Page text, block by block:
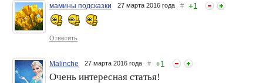
мамины подсказки 27 марта 2016 года # +1
Ответить
Malinche 27 марта 2016 года # +1
Очень интересная статья!